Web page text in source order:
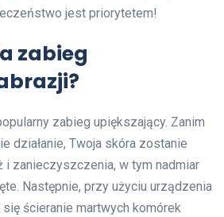
jest priorytetem!
zabieg
zabieg upiększający. Zanim
działanie, Twoja skóra zostanie
i zanieczyszczenia, w tym nadmiar
Następnie, przy użyciu urządzenia
ścieranie martwych komórek